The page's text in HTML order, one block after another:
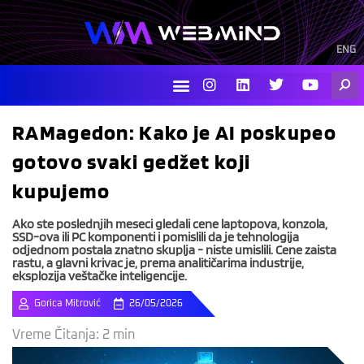
Skip
to
content
ENG
I
n
s
a
r
L
i
n
e
T
w
i
t
Y
o
u
u
RAMagedon: Kako je AI poskupeo
gotovo svaki gedžet koji
kupujemo
Ako ste poslednjih meseci gledali cene laptopova, konzola,
SSD-ova ili PC komponenti i pomislili da je tehnologija
odjednom postala znatno skuplja - niste umislili. Cene zaista
rastu, a glavni krivac je, prema analitičarima industrije,
eksplozija veštačke inteligencije.
Gorica Mitrović 26/05/2026
Vreme Čitanja: 2 min